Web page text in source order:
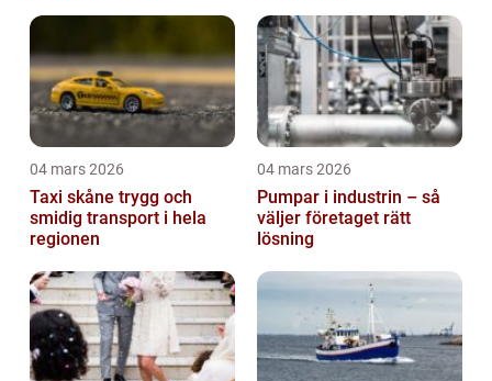
04 mars 2026
Taxi skåne trygg och
smidig transport i hela
regionen
04 mars 2026
Pumpar i industrin – så
väljer företaget rätt
lösning